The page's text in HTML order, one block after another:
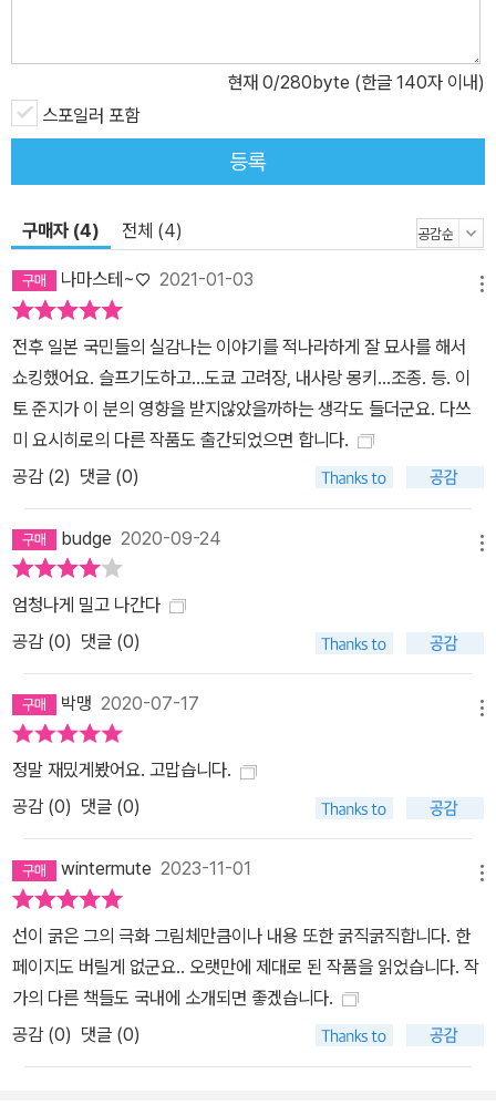
현재 0/280byte (한글 140자 이내)
스포일러 포함
등록
구매자 (4) 전체 (4)
나마스테~♡ 2021-01-03
전후 일본 국민들의 실감나는 이야기를 적나라하게 잘 묘사를 해서
쇼킹했어요. 슬프기도하고...도쿄 고려장, 내사랑 몽키...조종. 등. 이
토 준지가 이 분의 영향을 받지않았을까하는 생각도 들더군요. 다쓰
미 요시히로의 다른 작품도 출간되었으면 합니다.
공감 (2) 댓글 (0)
budge 2020-09-24
엄청나게 밀고 나간다
공감 (0) 댓글 (0)
박맹 2020-07-17
정말 재밌게봤어요. 고맙습니다.
공감 (0) 댓글 (0)
wintermute 2023-11-01
선이 굵은 그의 극화 그림체만큼이나 내용 또한 굵직굵직합니다. 한
페이지도 버릴게 없군요.. 오랫만에 제대로 된 작품을 읽었습니다. 작
가의 다른 책들도 국내에 소개되면 좋겠습니다.
공감 (0) 댓글 (0)